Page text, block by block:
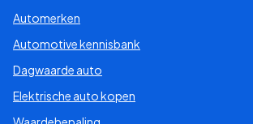
Automerken
Automotive kennisbank
Dagwaarde auto
Elektrische auto kopen